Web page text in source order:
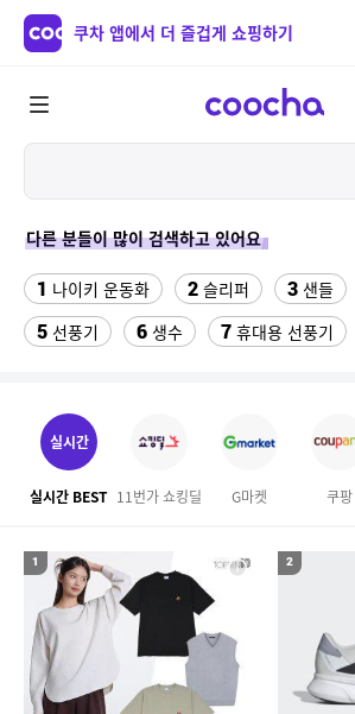
쿠차 앱에서 더 즐겁게 쇼핑하기
다른 분들이 많이 검색하고 있어요
1 나이키 운동화 2 슬리퍼 3 샌들
5 선풍기 6 생수 7 휴대용 선풍기
12 중고김치냉장고
15 링티 가루
17 올록담 올리브3 1500mg 24포 2개 18
수향미쌀10kg
실시간
실시간 BEST 11번가 쇼킹딜 G마켓 쿠팡
1 2